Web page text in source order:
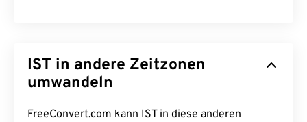
IST in andere Zeitzonen
umwandeln
FreeConvert.com kann IST in diese anderen